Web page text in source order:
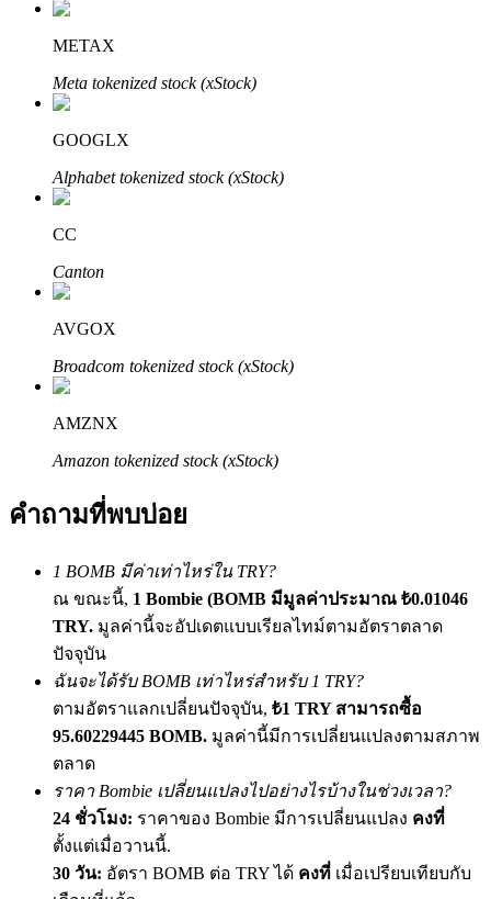
พันธมิตร Bitrue
มากถึง 65% คอมมิชชั่น!
การแนะนำ
เชิญเพื่อนเพื่อรับรางวัลเงินสด
BTC Welcome Rewards
BTC Welcome Rewards
Deposit & Trade BTC to Share 25000 USDT prize pool!
Deposit CASHCAT & Win
METAX
Meta tokenized stock (xStock)
GOOGLX
Alphabet tokenized stock (xStock)
CC
Canton
AVGOX
Broadcom tokenized stock (xStock)
AMZNX
Amazon tokenized stock (xStock)
คำถามที่พบบ่อย
1 BOMB มีค่าเท่าไหร่ใน TRY?
ณ ขณะนี้, 1 Bombie (BOMB มีมูลค่าประมาณ ₺0.01046
TRY. มูลค่านี้จะอัปเดตแบบเรียลไทม์ตามอัตราตลาด
ปัจจุบัน
ฉันจะได้รับ BOMB เท่าไหร่สำหรับ 1 TRY?
ตามอัตราแลกเปลี่ยนปัจจุบัน, ₺1 TRY สามารถซื้อ
95.60229445 BOMB. มูลค่านี้มีการเปลี่ยนแปลงตามสภาพ
ตลาด
ราคา Bombie เปลี่ยนแปลงไปอย่างไรบ้างในช่วงเวลา?
24 ชั่วโมง: ราคาของ Bombie มีการเปลี่ยนแปลง คงที่
ตั้งแต่เมื่อวานนี้.
30 วัน: อัตรา BOMB ต่อ TRY ได้ คงที่ เมื่อเปรียบเทียบกับ